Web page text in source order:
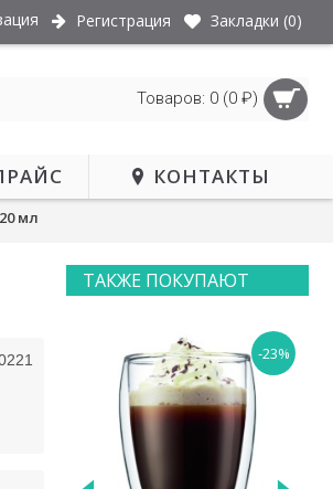
Регистрация Закладки (0)
Товаров: 0 (0 ₽)
КОНТАКТЫ
мл
ТАКЖЕ ПОКУПАЮТ
-23%